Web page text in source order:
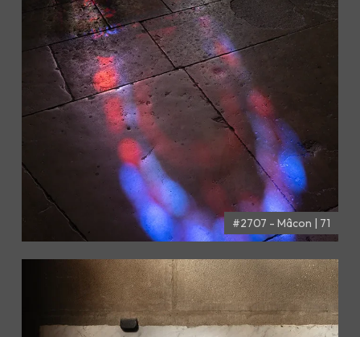
#2707 - Mâcon | 71